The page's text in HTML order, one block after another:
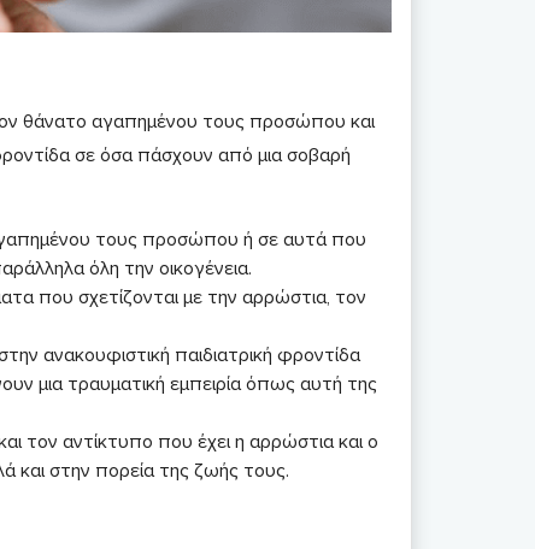
θάνατο αγαπημένου τους προσώπου και
σε όσα πάσχουν από μια σοβαρή
τους προσώπου ή σε αυτά που
όλη την οικογένεια.
που σχετίζονται με την αρρώστια, τον
ανακουφιστική παιδιατρική φροντίδα
μια τραυματική εμπειρία όπως αυτή της
τον αντίκτυπο που έχει η αρρώστια και ο
και στην πορεία της ζωής τους.